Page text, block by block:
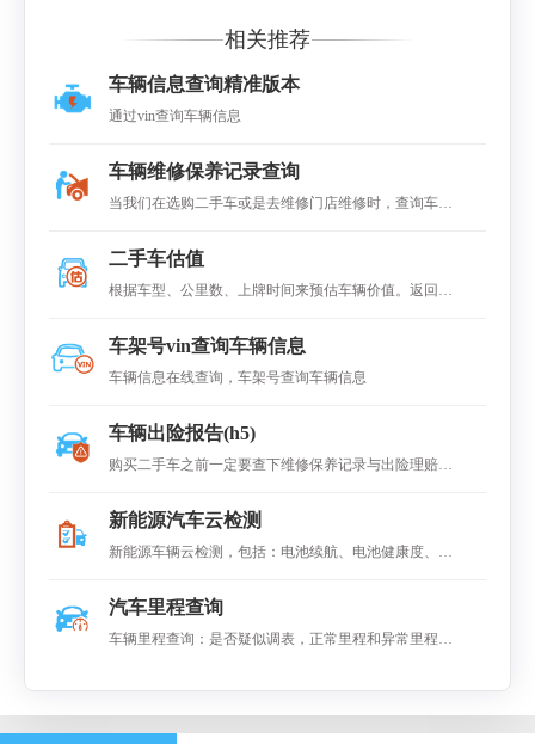
相关推荐
车辆信息查询精准版本
通过vin查询车辆信息
车辆维修保养记录查询
当我们在选购二手车或是去维修门店维修时，查询车辆
确地查出维修故障，还是二手车好坏辨别中的得力帮
手。可查询到各4s店维修记录
二手车估值
根据车型、公里数、上牌时间来预估车辆价值。返回车
车架号vin查询车辆信息
车辆信息在线查询，车架号查询车辆信息
车辆出险报告(h5)
购买二手车之前一定要查下维修保养记录与出险理赔记
交强险损失首先由车主买单
新能源汽车云检测
新能源车辆云检测，包括：电池续航、电池健康度、电
汽车里程查询
车辆里程查询：是否疑似调表，正常里程和异常里程等